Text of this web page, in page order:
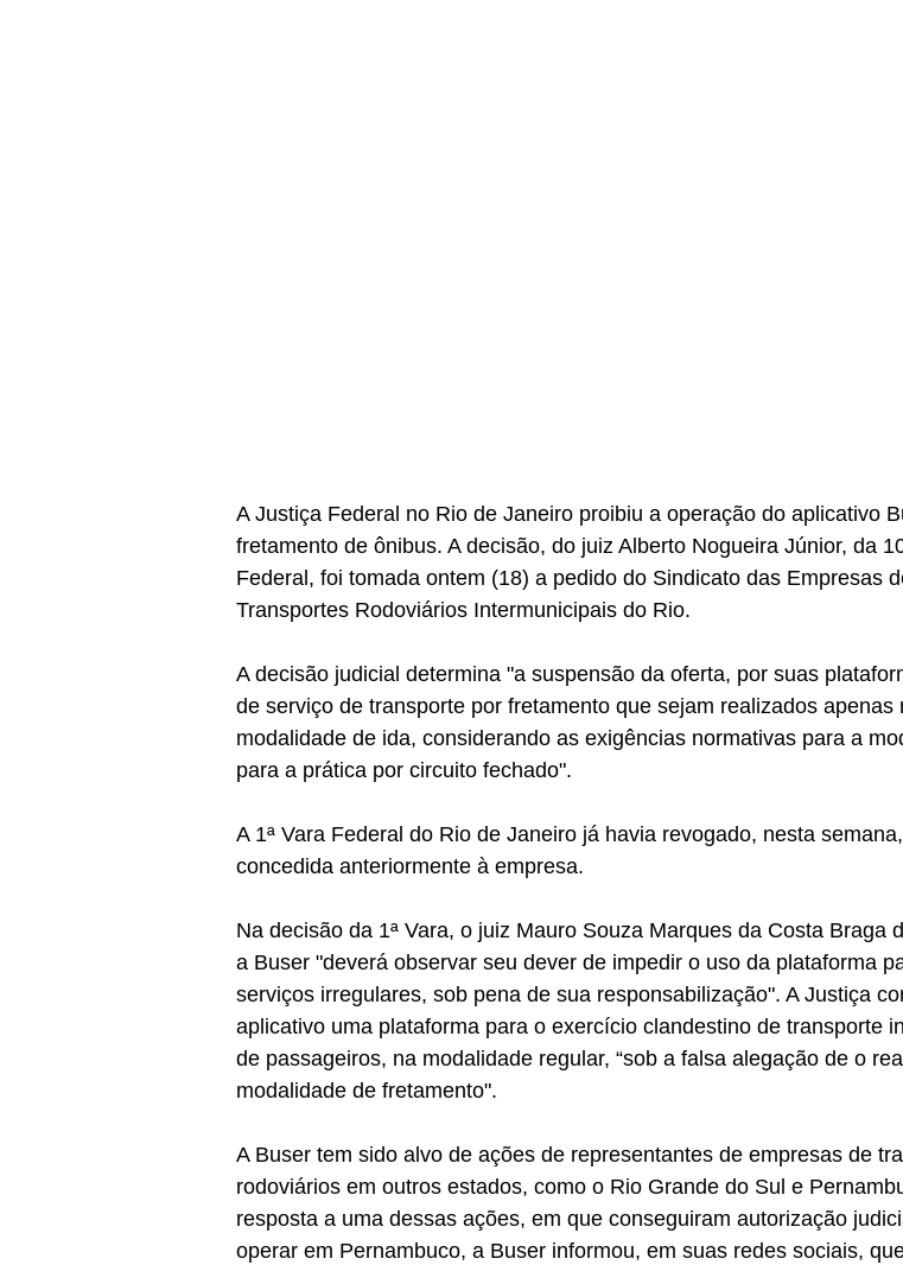
A Justiça Federal no Rio de Janeiro proibiu a operação do aplicativo
fretamento de ônibus. A decisão, do juiz Alberto Nogueira Júnior, da
Federal, foi tomada ontem (18) a pedido do Sindicato das Empresas
Transportes Rodoviários Intermunicipais do Rio.
A decisão judicial determina "a suspensão da oferta, por suas
de serviço de transporte por fretamento que sejam realizados apenas
modalidade de ida, considerando as exigências normativas para a
para a prática por circuito fechado".
A 1ª Vara Federal do Rio de Janeiro já havia revogado, nesta
concedida anteriormente à empresa.
Na decisão da 1ª Vara, o juiz Mauro Souza Marques da Costa Braga
a Buser "deverá observar seu dever de impedir o uso da plataforma
serviços irregulares, sob pena de sua responsabilização". A Justiça
aplicativo uma plataforma para o exercício clandestino de transporte
de passageiros, na modalidade regular, “sob a falsa alegação de o
modalidade de fretamento".
A Buser tem sido alvo de ações de representantes de empresas de
rodoviários em outros estados, como o Rio Grande do Sul e
resposta a uma dessas ações, em que conseguiram autorização
operar em Pernambuco, a Buser informou, em suas redes sociais,